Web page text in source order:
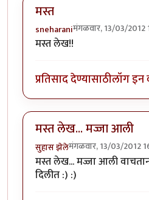
मस्त
sneharaniमंगळवार, 13/03/2012
मस्त लेख!!
प्रतिसाद देण्यासाठीलॉग इन
मस्त लेख... मज्जा आली
सुहास झेलेमंगळवार, 13/03/2012
मस्त लेख... मज्जा आली
दिलीत :) :)